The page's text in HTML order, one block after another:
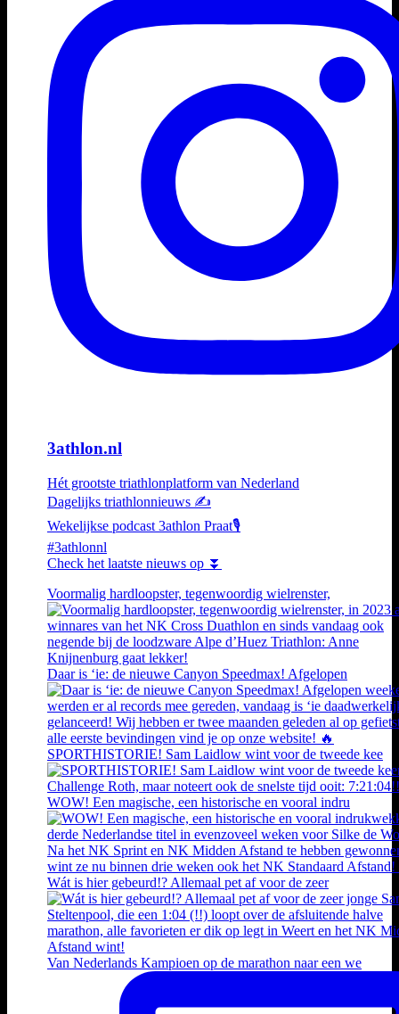
3athlon.nl
Hét grootste triathlonplatform van Nederland
Dagelijks triathlonnieuws ✍️
Wekelijkse podcast 3athlon Praat🎙️
#3athlonnl
Check het laatste nieuws op ⏬
Voormalig hardloopster, tegenwoordig wielrenster,
Daar is ‘ie: de nieuwe Canyon Speedmax! Afgelopen
SPORTHISTORIE! Sam Laidlow wint voor de tweede kee
WOW! Een magische, een historische en vooral indru
Wát is hier gebeurd!? Allemaal pet af voor de zeer
Van Nederlands Kampioen op de marathon naar een we